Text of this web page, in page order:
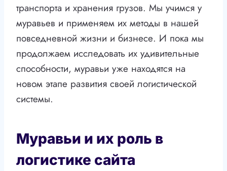
транспорта и хранения грузов. Мы учимся у
муравьев и применяем их методы в нашей
повседневной жизни и бизнесе. И пока мы
продолжаем исследовать их удивительные
способности, муравьи уже находятся на
новом этапе развития своей логистической
системы.
Муравьи и их роль в
логистике сайта